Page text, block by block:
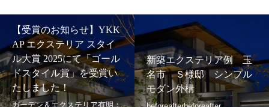
【受賞のお知らせ】YKK
AP エクステリア スタイ
ル大賞 2025にて「ゴール
ドスタイル賞」を受賞い
たしました！
新築エクステリア例 玉
名市 Ｓ様邸 シンプル
モダン外構